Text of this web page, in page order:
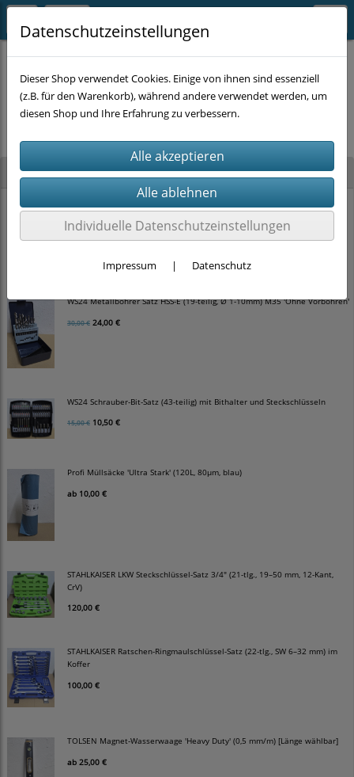
Neu im Shop
WS24 Hammerbohrer Satz SDS-plus 4-schneider (5-teilig, Ø 5-10mm)
15,00 €12,00 €
WS24 Metallbohrer Satz HSS-E (19-teilig, Ø 1-10mm) M35 'Ohne Vorbohren'
30,00 € 24,00 €
WS24 Schrauber-Bit-Satz (43-teilig) mit Bithalter und Steckschlüsseln
15,00 € 10,50 €
Profi Müllsäcke 'Ultra Stark' (120L, 80µm, blau)
ab 10,00 €
STAHLKAISER LKW Steckschlüssel-Satz 3/4" (21-tlg., 19–50 mm, 12-Kant,
CrV)
120,00 €
STAHLKAISER Ratschen-Ringmaulschlüssel-Satz (22-tlg., SW 6–32 mm) im
Koffer
100,00 €
TOLSEN Magnet-Wasserwaage 'Heavy Duty' (0,5 mm/m) [Länge wählbar]
ab 25,00 €
Es wurden leider keine Produkte gefunden.
Datenschutzeinstellungen
Dieser Shop verwendet Cookies. Einige von ihnen sind essenziell
(z.B. für den Warenkorb), während andere verwendet werden, um
diesen Shop und Ihre Erfahrung zu verbessern.
Individuelle Datenschutzeinstellungen
Impressum | Datenschutz